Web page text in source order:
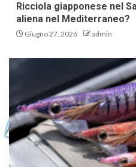
Ricciola giapponese nel
aliena nel Mediterraneo?
Giugno 27, 2026 admin